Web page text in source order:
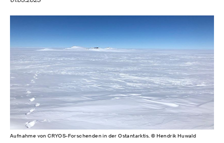
Aufnahme von CRYOS-Forschenden in der Ostantarktis. © Hendrik Huwald